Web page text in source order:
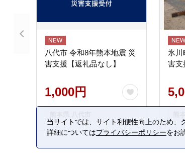
八代市 令和8年熊本地震 災
害支援【返礼品なし】
1,000円
氷川
害支
当サイトでは、サイト利便性向上のため、
詳細についてはプライバシーポリシーをお